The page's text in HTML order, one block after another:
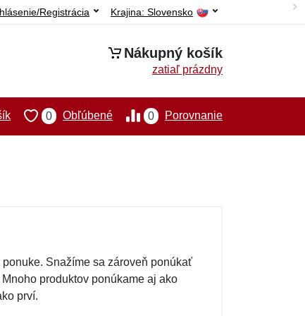
Krajina: Slovensko
Registrácia
Nákupný košík
zatiaľ prázdny
0 Porovnanie
0 Obľúbené
Snažíme sa zároveň ponúkať
produktov ponúkame aj ako
prví.